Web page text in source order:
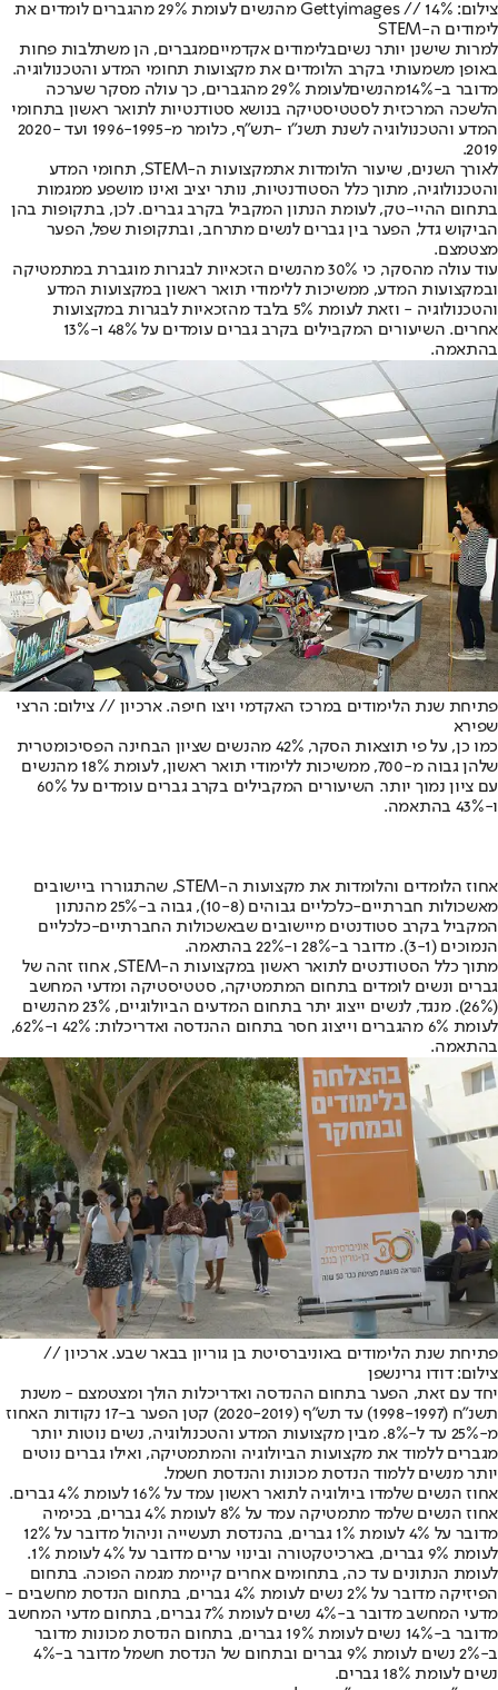
צילום: Gettyimages // 14% מהנשים לעומת 29% מהגברים לומדים את
לימודים ה-STEM
למרות שישנן יותר נשיםבלימודים אקדמייםמגברים, הן משתלבות פחות
באופן משמעותי בקרב הלומדים את מקצועות תחומי המדע והטכנולוגיה.
מדובר ב-14%
מהנשים
לעומת 29% מהגברים, כך עולה מסקר שערכה
הלשכה המרכזית לסטטיסטיקה בנושא סטודנטיות לתואר ראשון בתחומי
המדע והטכנולוגיה לשנת תשנ"ו -תש"ף, כלומר מ-1996-1995 ועד 2020-
2019.
לאורך השנים, שיעור הלומדות אתמקצועות ה-STEM
, תחומי המדע
והטכנולוגיה, מתוך כלל הסטודנטיות, נותר יציב ואינו מושפע ממגמות
בתחום ההיי-טק, לעומת הנתון המקביל בקרב גברים. לכן, בתקופות בהן
הביקוש גדל, הפער בין גברים לנשים מתרחב, ובתקופות שפל, הפער
מצטמצם.
עוד עולה מהסקר, כי 30% מהנשים הזכאיות לבגרות מוגברת במתמטיקה
ובמקצועות המדע, ממשיכות ללימודי תואר ראשון במקצועות המדע
והטכנולוגיה - וזאת לעומת 5% בלבד מהזכאיות לבגרות במקצועות
אחרים. השיעורים המקבילים בקרב גברים עומדים על 48% ו-13%
בהתאמה.
פתיחת שנת הלימודים במרכז האקדמי ויצו חיפה. ארכיון // צילום: הרצי
שפירא
כמו כן, על פי תוצאות הסקר, 42% מהנשים שציון הבחינה הפסיכומטרית
שלהן גבוה מ-700, ממשיכות ללימודי תואר ראשון, לעומת 18% מהנשים
עם ציון נמוך יותר. השיעורים המקבילים בקרב גברים עומדים על 60%
ו-43% בהתאמה.
אחוז הלומדים והלומדות את מקצועות ה-STEM, שהתגוררו ביישובים
מאשכולות חברתיים-כלכליים גבוהים (10-8), גבוה ב-25% מהנתון
המקביל בקרב סטודנטים מיישובים שבאשכולות החברתיים-כלכליים
הנמוכים (3-1). מדובר ב-28% ו-22% בהתאמה.
מתוך כלל הסטודנטים לתואר ראשון במקצועות ה-STEM, אחוז זהה של
גברים ונשים לומדים בתחום המתמטיקה, סטטיסטיקה ומדעי המחשב
(26%). מנגד, לנשים ייצוג יתר בתחום המדעים הביולוגיים, 23% מהנשים
לעומת 6% מהגברים וייצוג חסר בתחום ההנדסה ואדריכלות: 42% ו-62%,
בהתאמה.
פתיחת שנת הלימודים באוניברסיטת בן גוריון בבאר שבע. ארכיון //
צילום: דודו גרינשפן
יחד עם זאת, הפער בתחום ההנדסה ואדריכלות הולך ומצטמצם - משנת
תשנ"ח (1998-1997) עד תש"ף (2020-2019) קטן הפער ב-17 נקודות האחוז
מ-25% עד ל-8%. מבין מקצועות המדע והטכנולוגיה, נשים נוטות יותר
מגברים ללמוד את מקצועות הביולוגיה והמתמטיקה, ואילו גברים נוטים
יותר מנשים ללמוד הנדסת מכונות והנדסת חשמל.
אחוז הנשים שלמדו ביולוגיה לתואר ראשון עמד על 16% לעומת 4% גברים.
אחוז הנשים שלמד מתמטיקה עמד על 8% לעומת 4% גברים, בכימיה
מדובר על 4% לעומת 1% גברים, בהנדסת תעשייה וניהול מדובר על 12%
לעומת 9% גברים, בארכיטקטורה ובינוי ערים מדובר על 4% לעומת 1%.
לעומת הנתונים עד כה, בתחומים אחרים קיימת מגמה הפוכה. בתחום
הפיזיקה מדובר על 2% נשים לעומת 4% גברים, בתחום הנדסת מחשבים -
מדעי המחשב מדובר ב-4% נשים לעומת 7% גברים, בתחום מדעי המחשב
מדובר ב-14% נשים לעומת 19% גברים, בתחום הנדסת מכונות מדובר
ב-2% נשים לעומת 9% גברים ובתחום של הנדסת חשמל מדובר ב-4%
נשים לעומת 18% גברים.